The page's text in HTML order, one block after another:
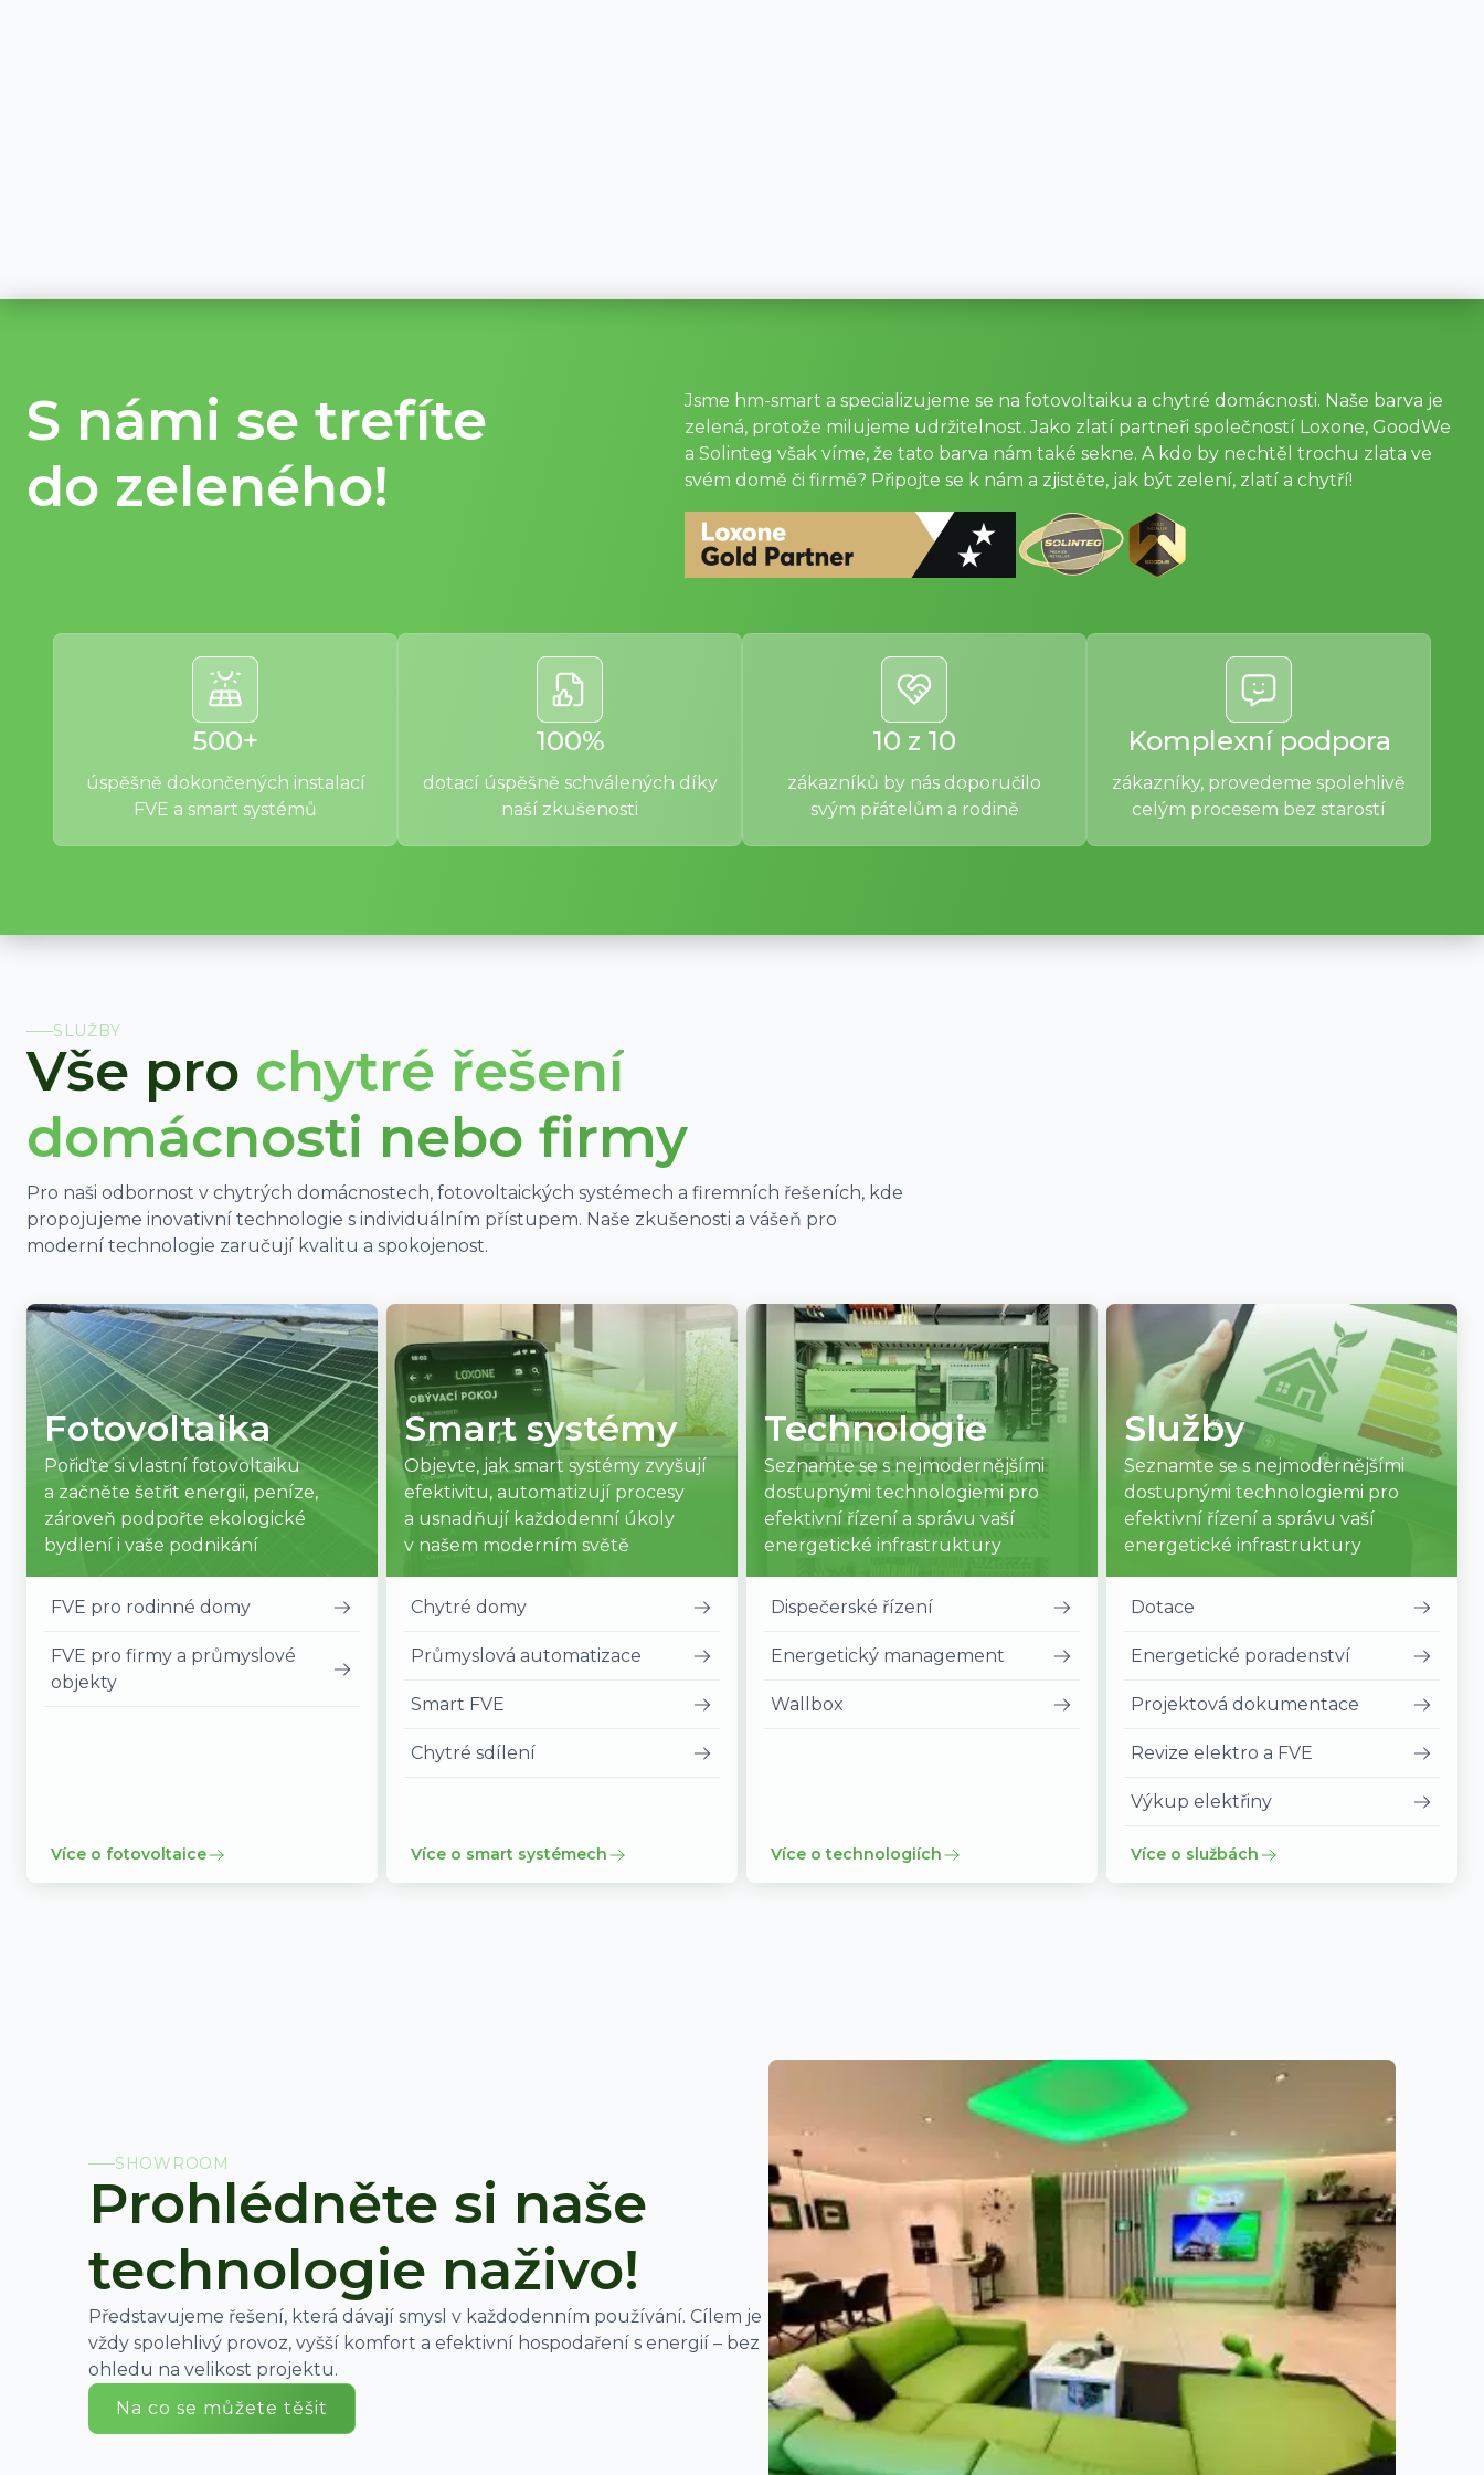
S námi se trefíte
do zeleného!
Jsme hm-smart a specializujeme se na fotovoltaiku a chytré domácnosti. Naše barva je
zelená, protože milujeme udržitelnost. Jako zlatí partneři společností Loxone, GoodWe
a Solinteg však víme, že tato barva nám také sekne. A kdo by nechtěl trochu zlata ve
svém domě či firmě? Připojte se k nám a zjistěte, jak být zelení, zlatí a chytří!
500+
úspěšně dokončených instalací
FVE a smart systémů
100%
dotací úspěšně schválených díky
naší zkušenosti
10 z 10
zákazníků by nás doporučilo
svým přátelům a rodině
Komplexní podpora
zákazníky, provedeme spolehlivě
celým procesem bez starostí
SLUŽBY
Vše pro chytré řešení
domácnosti nebo firmy
Pro naši odbornost v chytrých domácnostech, fotovoltaických systémech a firemních řešeních, kde
propojujeme inovativní technologie s individuálním přístupem. Naše zkušenosti a vášeň pro
moderní technologie zaručují kvalitu a spokojenost.
Fotovoltaika
Pořiďte si vlastní fotovoltaiku
a začněte šetřit energii, peníze,
zároveň podpořte ekologické
bydlení i vaše podnikání
FVE pro rodinné domy
FVE pro firmy a průmyslové
objekty
Více o fotovoltaice
Smart systémy
Objevte, jak smart systémy zvyšují
efektivitu, automatizují procesy
a usnadňují každodenní úkoly
v našem moderním světě
Chytré domy
Průmyslová automatizace
Smart FVE
Chytré sdílení
Více o smart systémech
Technologie
Seznamte se s nejmodernějšími
dostupnými technologiemi pro
efektivní řízení a správu vaší
energetické infrastruktury
Dispečerské řízení
Energetický management
Wallbox
Více o technologiích
Služby
Seznamte se s nejmodernějšími
dostupnými technologiemi pro
efektivní řízení a správu vaší
energetické infrastruktury
Dotace
Energetické poradenství
Projektová dokumentace
Revize elektro a FVE
Výkup elektřiny
Více o službách
SHOWROOM
Prohlédněte si naše
technologie naživo!
Představujeme řešení, která dávají smysl v každodenním používání. Cílem je
vždy spolehlivý provoz, vyšší komfort a efektivní hospodaření s energií – bez
ohledu na velikost projektu.
Na co se můžete těšit